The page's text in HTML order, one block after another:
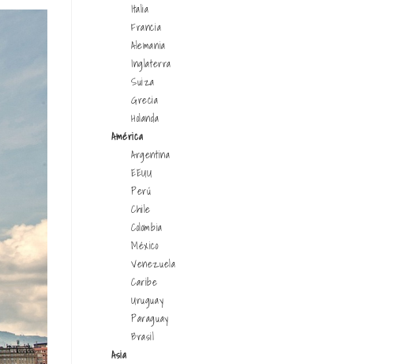
Italia
Francia
Alemania
Inglaterra
Suiza
Grecia
Holanda
América
Argentina
EEUU
Perú
Chile
Colombia
México
Venezuela
Caribe
Uruguay
Paraguay
Brasil
Asia